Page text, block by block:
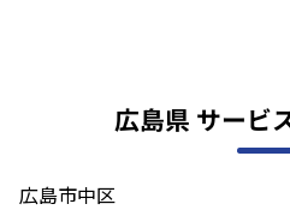
広島県 サービ
広島市中区